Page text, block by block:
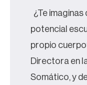
¿Te
potencial
propio
Directora en
Somático, y